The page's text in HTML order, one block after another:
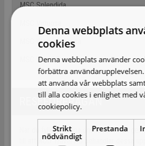
MSC Splendida
MSC World America
MSC World Europa
RESEFÖRFRÅGAN
När du fyller i Övriga önskemål rutan ger
till att AOB Travel AB behandlar dessa
Denna webbplats
cookies
Denna webbplats använder
förbättra
att använda vår webbplats
till alla cookies i enlighet med
cookiepolicy.
Strikt
nödvändigt
Prestanda